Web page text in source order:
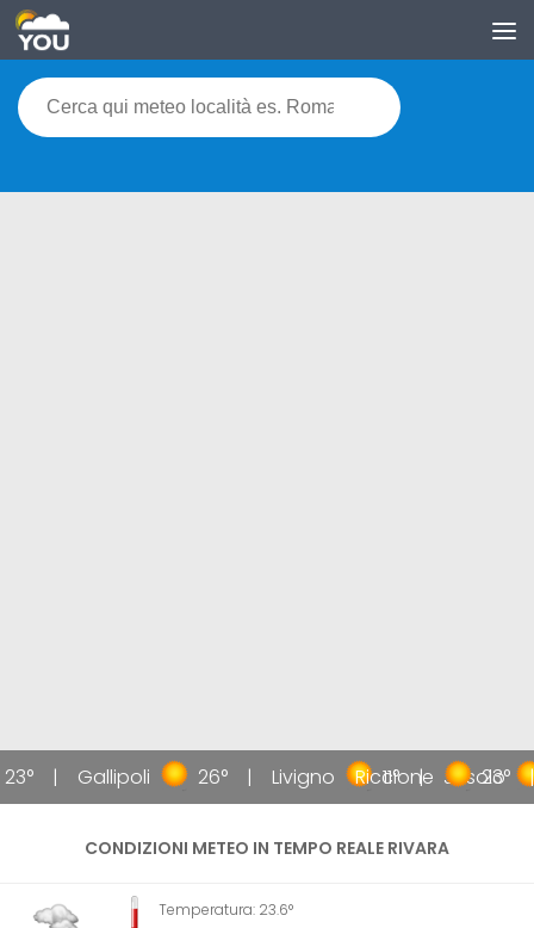
23° Gallipoli 26° Livigno 11° Jesolo
Riccione 23°
CONDIZIONI METEO IN TEMPO REALE RIVARA
Temperatura: 23.6°